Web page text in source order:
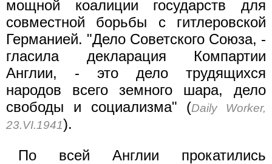
мощной коалиции государств для
совместной борьбы с гитлеровской
Германией. "Дело Советского Союза, -
гласила декларация Компартии
Англии, - это дело трудящихся
народов всего земного шара, дело
свободы и социализма" (Daily Worker,
23.VI.1941).
По всей Англии прокатились